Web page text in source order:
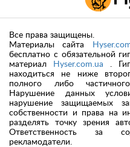
Все права защищены.
Материалы сайта
бесплатно с обязательной
материал
Hyser.com.ua .
находиться не ниже
полного либо
Нарушение данных
нарушение защищаемых
собственности и права на
разделять точку зрения
Ответственность за
рекламодатели.